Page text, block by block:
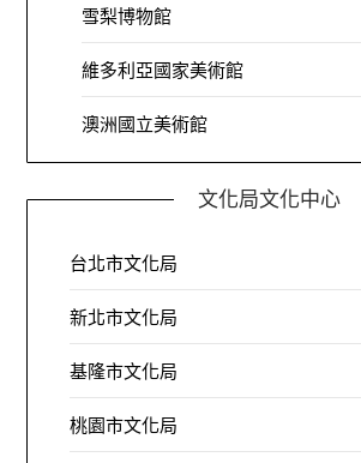
雪梨博物館
維多利亞國家美術館
澳洲國立美術館
文化局文化中心
台北市文化局
新北市文化局
基隆市文化局
桃園市文化局